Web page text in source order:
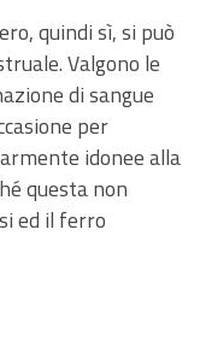
quindi sì, si può
Valgono le
di sangue
per
idonee alla
questa non
ed il ferro